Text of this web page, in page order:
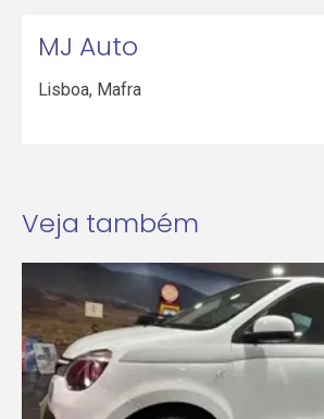
MJ Auto
Lisboa, Mafra
Veja também